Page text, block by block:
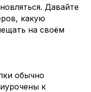
Давайте
какую
на своём
обычно
к